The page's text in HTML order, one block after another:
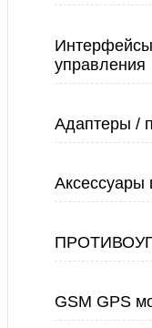
управления
Адаптеры /
Аксессуары
GSM GPS